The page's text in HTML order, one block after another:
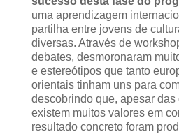
uma aprendizagem
partilha entre jovens de
diversas. Através de
debates, desmoronaram
e estereótipos que tanto
orientais tinham uns para
descobrindo que, apesar das
existem muitos valores em
resultado concreto foram